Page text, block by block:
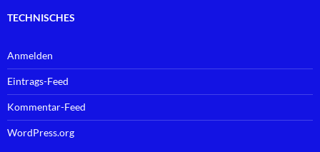
TECHNISCHES
Anmelden
Eintrags-Feed
Kommentar-Feed
WordPress.org